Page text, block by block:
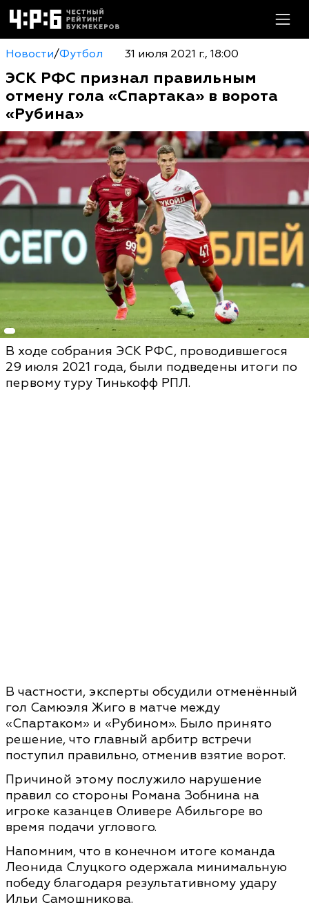
Новости/Футбол 31 июля 2021 г., 18:00
ЭСК РФС признал правильным
отмену гола «Спартака» в ворота
«Рубина»
В ходе собрания ЭСК РФС, проводившегося
29 июля 2021 года, были подведены итоги по
первому туру Тинькофф РПЛ.
В частности, эксперты обсудили отменённый
гол Самюэля Жиго в матче между
«Спартаком» и «Рубином». Было принято
решение, что главный арбитр встречи
поступил правильно, отменив взятие ворот.
Причиной этому послужило нарушение
правил со стороны Романа Зобнина на
игроке казанцев Оливере Абильгоре во
время подачи углового.
Напомним, что в конечном итоге команда
Леонида Слуцкого одержала минимальную
победу благодаря результативному удару
Ильи Самошникова.